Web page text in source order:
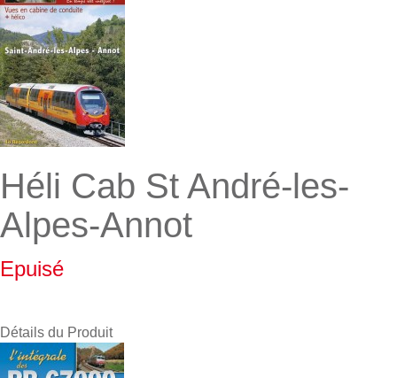
Héli Cab St André-les-
Alpes-Annot
Epuisé
Détails du Produit